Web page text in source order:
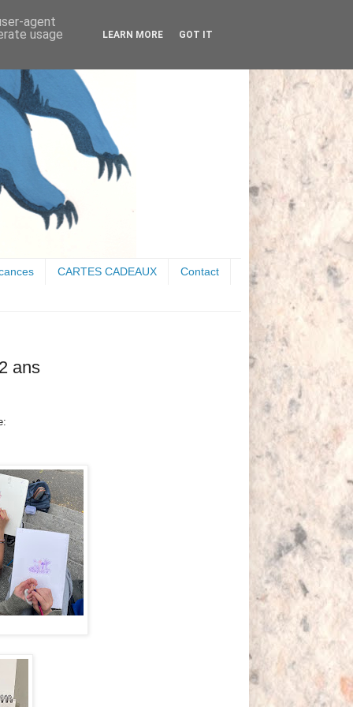
CARTES CADEAUX Contact
ans
agent
usage
LEARN MORE GOT IT